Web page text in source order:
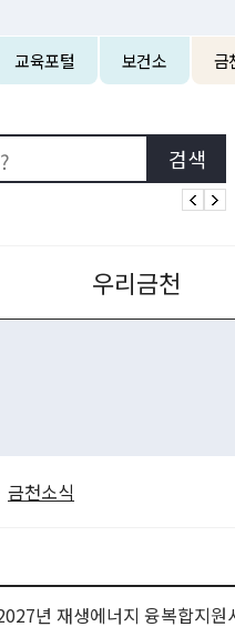
교육포털 보건소 금
우리금천
금천소식
년 재생에너지 융복합지